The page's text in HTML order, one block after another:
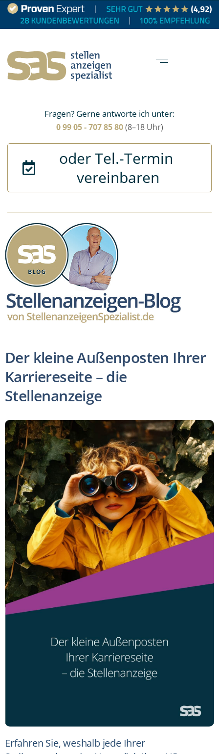
Fragen? Gerne antworte ich unter:
0 99 05 - 707 85 80 (8–18 Uhr)
oder Tel.-Termin
vereinbaren
Der kleine Außenposten Ihrer
Karriereseite – die
Stellenanzeige
Erfahren Sie, weshalb jede Ihrer